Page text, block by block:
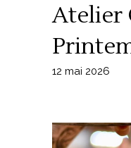
Atelier
12 mai 2026